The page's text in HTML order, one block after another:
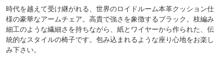
時代を越えて受け継がれる、世界のロイドルーム本革クッション仕
様の豪華なアームチェア。高貴で強さを象徴するブラック。枝編み
細工のような繊細さを持ちながら、紙とワイヤーから作られた、伝
統的なスタイルの椅子です。包み込まれるような座り心地をお楽し
み下さい。